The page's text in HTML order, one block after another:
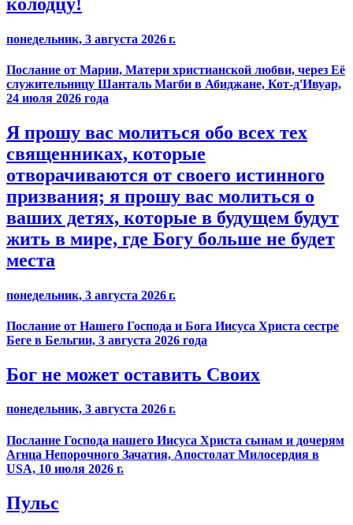
колодцу!
понедельник, 3 августа 2026 г.
Послание от Марии, Матери христианской любви, через Её
служительницу Шанталь Магби в Абиджане, Кот-д'Ивуар,
24 июля 2026 года
Я прошу вас молиться обо всех тех
священниках, которые
отворачиваются от своего истинного
призвания; я прошу вас молиться о
ваших детях, которые в будущем будут
жить в мире, где Богу больше не будет
места
понедельник, 3 августа 2026 г.
Послание от Нашего Господа и Бога Иисуса Христа сестре
Беге в Бельгии, 3 августа 2026 года
Бог не может оставить Своих
понедельник, 3 августа 2026 г.
Послание Господа нашего Иисуса Христа сынам и дочерям
Агнца Непорочного Зачатия, Апостолат Милосердия в
USA, 10 июля 2026 г.
Пульс